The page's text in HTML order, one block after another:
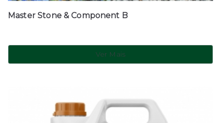
Master Stone & Component B
Ver Mais